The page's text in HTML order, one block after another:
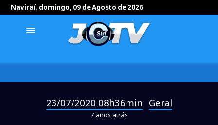
Naviraí, domingo, 09 de Agosto de 2026
menu
23/07/2020 08h36min Geral
7 anos atrás